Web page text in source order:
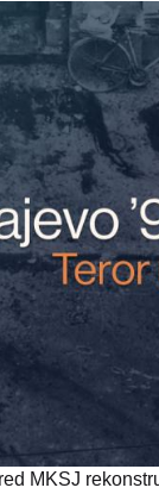
MKSJ